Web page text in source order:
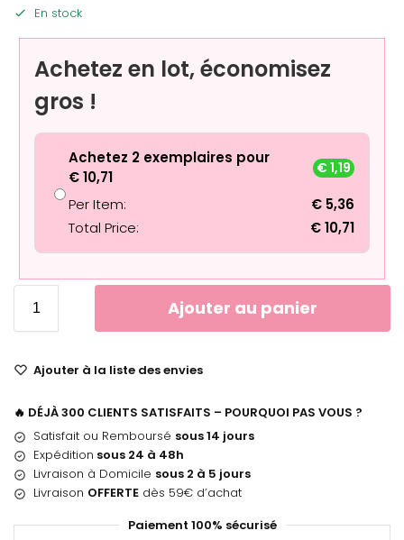
En stock
Achetez en lot, économisez
gros !
Achetez 2 exemplaires pour
€10,71
€1,19
Per Item: € 5,36
Total Price:
€10,71
Ajouter au panier
Ajouter à la liste des envies
🔥 DÉJÀ 300 CLIENTS SATISFAITS – POURQUOI PAS VOUS ?
Satisfait ou Remboursé sous 14 jours
Expédition sous 24 à 48h
Livraison à Domicile sous 2 à 5 jours
Livraison OFFERTE dès 59€ d’achat
Paiement 100% sécurisé